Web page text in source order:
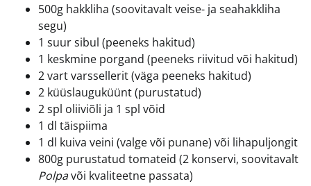
500g hakkliha (soovitavalt veise- ja seahakkliha
segu)
1 suur sibul (peeneks hakitud)
1 keskmine porgand (peeneks riivitud või hakitud)
2 vart varssellerit (väga peeneks hakitud)
2 küüslauguküünt (purustatud)
2 spl oliiviõli ja 1 spl võid
1 dl täispiima
1 dl kuiva veini (valge või punane) või lihapuljongit
800g purustatud tomateid (2 konservi, soovitavalt
Polpavõi kvaliteetne passata)